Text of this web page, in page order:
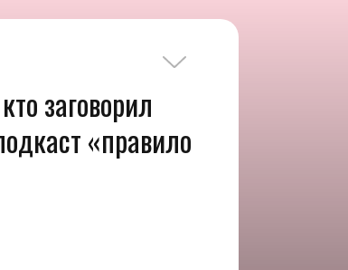
заговорил
«правило